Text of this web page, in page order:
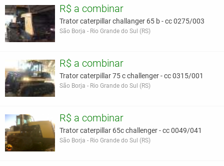
R$ a combinar
Trator caterpillar challanger 65 b - cc 0275/003
São Borja - Rio Grande do Sul (RS)
R$ a combinar
Trator caterpillar 75 c challenger - cc 0315/001
São Borja - Rio Grande do Sul (RS)
R$ a combinar
Trator caterpillar 65c challenger - cc 0049/041
São Borja - Rio Grande do Sul (RS)